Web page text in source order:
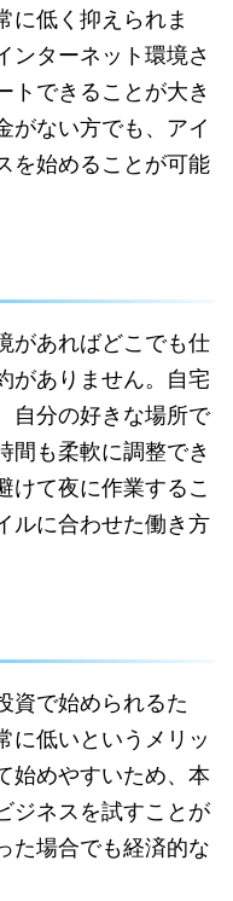
に低く抑えられま
ンターネット環境さ
トできることが大き
がない方でも、アイ
を始めることが可能
があればどこでも仕
がありません。自宅
自分の好きな場所で
間も柔軟に調整でき
けて夜に作業するこ
ルに合わせた働き方
資で始められるた
に低いというメリッ
始めやすいため、本
ジネスを試すことが
た場合でも経済的な